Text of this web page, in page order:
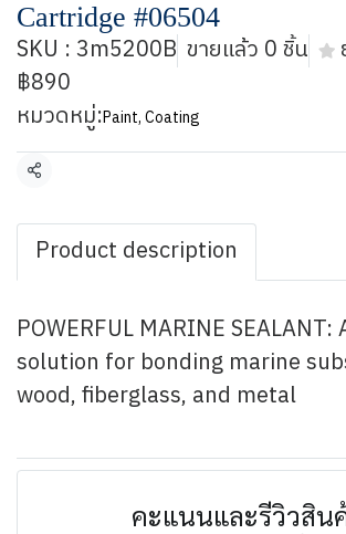
Cartridge #06504
SKU : 3m5200B ขายแล้ว 0 ชิ้น
฿890
หมวดหมู่:Paint, Coating
แชร์
Product description
POWERFUL MARINE
solution for bonding marine
wood, fiberglass, and metal
คะแนนและรีวิวสิน